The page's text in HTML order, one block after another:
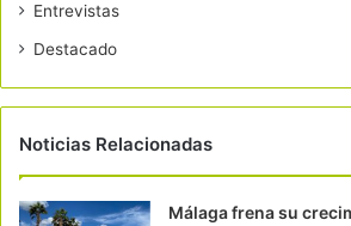
Entrevistas
Destacado
Noticias Relacionadas
Málaga frena su